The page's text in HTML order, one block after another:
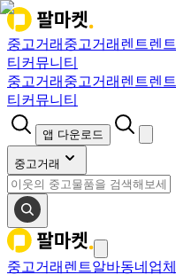
중고거래 중고거래 렌트렌트
티 커뮤니티
중고거래 중고거래 렌트렌트
티 커뮤니티
앱 다운로드
중고거래
중고거래 렌트알바동네업체